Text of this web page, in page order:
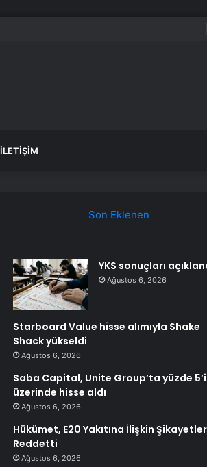
İLETIŞIM
Son Eklenen
YKS sonuçları
Ağustos 6, 2026
Starboard Value hisse alımıyla Shake
Shack yükseldi
Ağustos 6, 2026
Saba Capital, Unite Group’ta yüzde
üzerinde hisse aldı
Ağustos 6, 2026
Hükümet, E20 Yakıtına İlişkin
Reddetti
Ağustos 6, 2026